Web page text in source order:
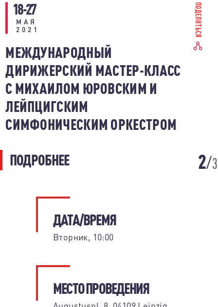
ПОДЕЛИТЬСЯ
18-27
МАЯ
2021
МЕЖДУНАРОДНЫЙ
ДИРИЖЕРСКИЙ МАСТЕР-КЛАСС
С МИХАИЛОМ ЮРОВСКИМ И
ЛЕЙПЦИГСКИМ
СИМФОНИЧЕСКИМ ОРКЕСТРОМ
ПОДРОБНЕЕ 2 3
ДАТА/ВРЕМЯ
Вторник, 10:00
МЕСТО ПРОВЕДЕНИЯ